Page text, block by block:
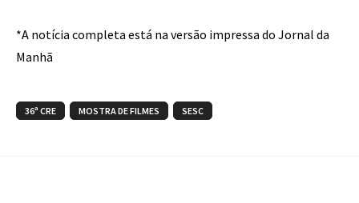
*A notícia completa está na versão impressa do Jornal da
Manhã
36ª CRE MOSTRA DE FILMES SESC